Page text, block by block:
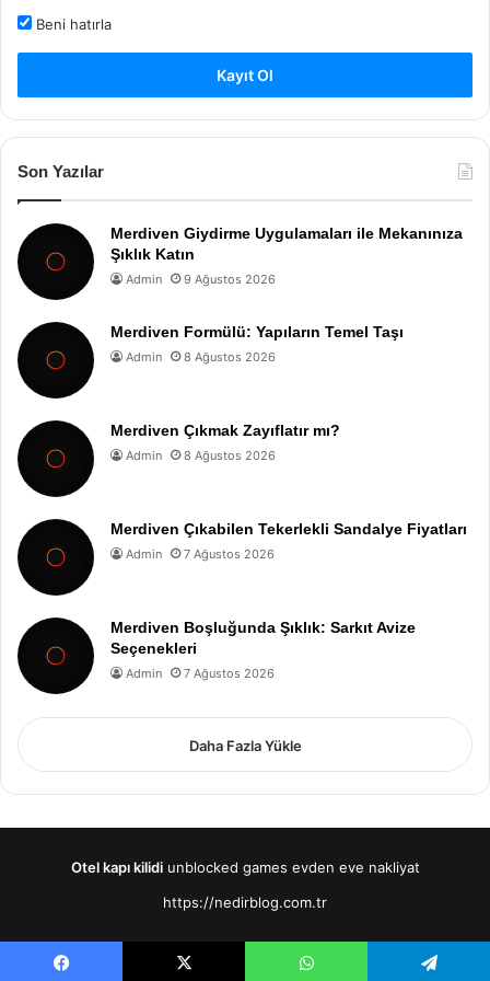
Beni hatırla
Kayıt Ol
Son Yazılar
Merdiven Giydirme Uygulamaları ile Mekanınıza
Şıklık Katın
Admin 9 Ağustos 2026
Merdiven Formülü: Yapıların Temel Taşı
Admin 8 Ağustos 2026
Merdiven Çıkmak Zayıflatır mı?
Admin 8 Ağustos 2026
Merdiven Çıkabilen Tekerlekli Sandalye Fiyatları
Admin 7 Ağustos 2026
Merdiven Boşluğunda Şıklık: Sarkıt Avize
Seçenekleri
Admin 7 Ağustos 2026
Daha Fazla Yükle
Otel kapı kilidi unblocked games evden eve nakliyat
https://nedirblog.com.tr